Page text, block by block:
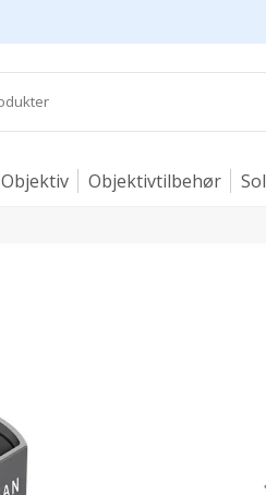
Objektiv Objektivtilbehør